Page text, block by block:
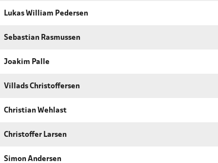
Lukas William Pedersen
Sebastian Rasmussen
Joakim Palle
Villads Christoffersen
Christian Wehlast
Christoffer Larsen
Simon Andersen